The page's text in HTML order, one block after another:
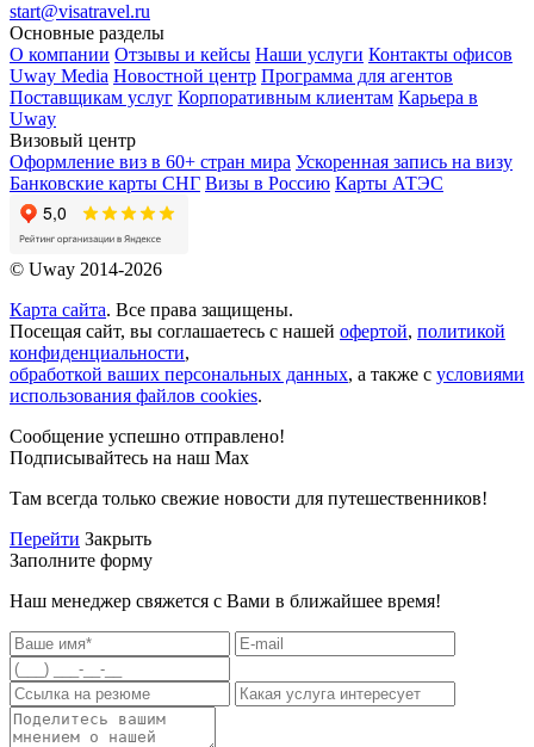
start@visatravel.ru
Основные разделы
О компании Отзывы и кейсы Наши услуги Контакты офисов
Uway Media Новостной центр Программа для агентов
Поставщикам услуг Корпоративным клиентам Карьера в
Uway
Визовый центр
Оформление виз в 60+ стран мира Ускоренная запись на визу
Банковские карты СНГ Визы в Россию Карты АТЭС
© Uway 2014-2026
Карта сайта. Все права защищены.
Посещая сайт, вы соглашаетесь с нашей офертой, политикой
конфиденциальности,
обработкой ваших персональных данных, а также с условиями
использования файлов cookies.
Сообщение успешно отправлено!
Подписывайтесь на наш Max
Там всегда только свежие новости для путешественников!
Перейти Закрыть
Заполните форму
Наш менеджер свяжется с Вами в ближайшее время!